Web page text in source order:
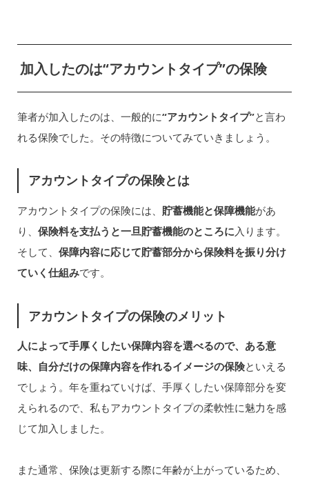
加入したのは“アカウントタイプ”の保険
筆者が加入したのは、一般的に“アカウントタイプ”と言わ
れる保険でした。その特徴についてみていきましょう。
アカウントタイプの保険とは
アカウントタイプの保険には、 貯蓄機能と保障機能があ
り、 保険料を支払うと一旦貯蓄機能のところに 入ります。
そして、 保障内容に応じて貯蓄部分から保険料を振り分け
ていく仕組みです。
アカウントタイプの保険のメリット
人によって手厚くしたい保障内容を選べるので、ある意
味、自分だけの保障内容を作れるイメージの保険といえる
でしょう。年を重ねていけば、手厚くしたい保障部分を変
えられるので、私もアカウントタイプの柔軟性に魅力を感
じて加入しました。
また通常、保険は更新する際に年齢が上がっているため、